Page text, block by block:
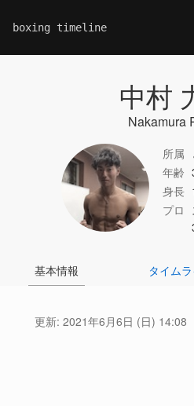
boxing timeline
中村
Nakamura
所属
年齢
身長
プロ
基本情報 タイム
更新: 2021年6月6日 (日) 14:08